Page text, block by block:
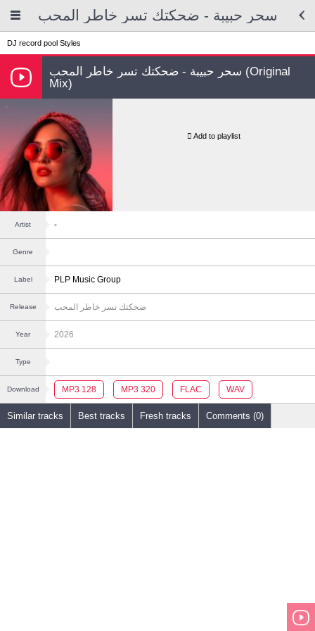
سحر حبيبة - ضحكتك تسر خاطر المحب
DJ record pool Styles
سحر حبيبة - ضحكتك تسر خاطر المحب (Original
Mix)
Add to playlist
Artist -
Genre
Label PLP Music Group
Release ضحكتك تسر خاطر المحب
Year 2026
Type
Download MP3 128 MP3 320 FLAC WAV
Similar tracks Best tracks Fresh tracks Comments (0)